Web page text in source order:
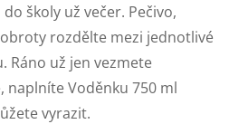
školy už večer. Pečivo,
rozdělte mezi jednotlivé
Ráno už jen vezmete
naplníte Voděnku 750 ml
vyrazit.